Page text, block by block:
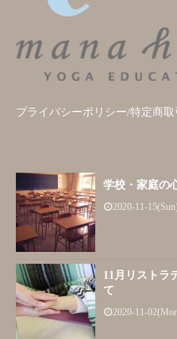
プライバシーポリシー/特定商
学校・家庭の
2020-11-
11月リストラ
て
2020-11-